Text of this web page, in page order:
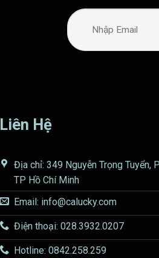
Liên Hệ
Địa chỉ: 349 Nguyễn Trọng Tuyển,
TP Hồ Chí Minh
Email: info@calucky.com
Điện thoại: 028.3932.0207
Hotline: 0842.258.259